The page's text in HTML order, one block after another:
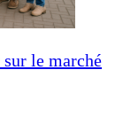
sur le marché